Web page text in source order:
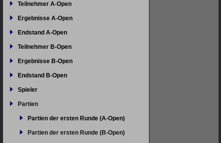
Teilnehmer A-Open
Ergebnisse A-Open
Endstand A-Open
Teilnehmer B-Open
Ergebnisse B-Open
Endstand B-Open
Spieler
Partien
Partien der ersten Runde (A-Open)
Partien der ersten Runde (B-Open)